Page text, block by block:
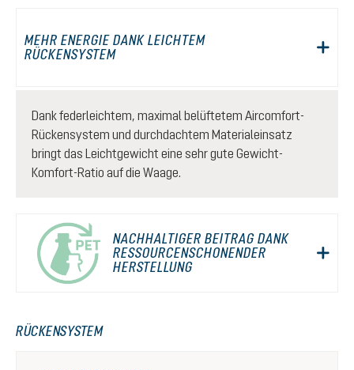
MEHR ENERGIE DANK LEICHTEM
RÜCKENSYSTEM
Dank federleichtem, maximal belüftetem Aircomfort-
Rückensystem und durchdachtem Materialeinsatz
bringt das Leichtgewicht eine sehr gute Gewicht-
Komfort-Ratio auf die Waage.
NACHHALTIGER BEITRAG DANK
RESSOURCENSCHONENDER
HERSTELLUNG
RÜCKENSYSTEM